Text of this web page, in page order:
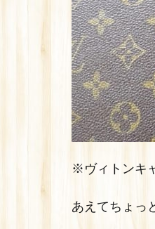
※ヴィトンキ
あえてちょっ